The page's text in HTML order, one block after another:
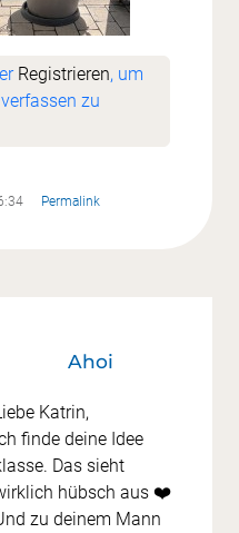
Registrieren, um
zu
Permalink
vonKatrin Getto
Ahoi
Katrin,
finde deine Idee
Das sieht
hübsch aus ❤️
zu deinem Mann